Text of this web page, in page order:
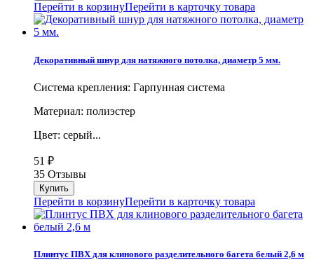
Перейти в корзинуПерейти в карточку товара
Декоративный шнур для натяжного потолка, диаметр 5 мм.
Система крепления: Гарпунная система
Материал: полиэстер
Цвет: серый...
51 ₽
35 Отзывы
Перейти в корзинуПерейти в карточку товара
Плинтус ПВХ для клинового разделительного багета белый 2,6 м